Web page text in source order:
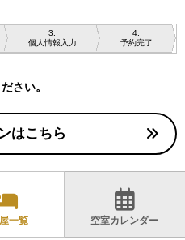
3
個人情報入力
4
予約完了
さい。
はこちら
一覧 空室カレンダー